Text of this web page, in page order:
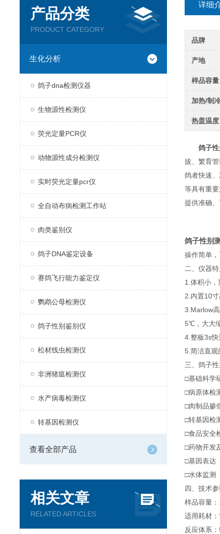
产品分类
PRODUCT CATEGORY
生化分析
鸽子dna检测仪器
生物源性检测仪
荧光定量PCR仪
动物源性成分检测仪
实时荧光定量pcr仪
全自动布病检测工作站
肉类鉴别仪
鸽子DNA鉴定设备
赛鸽飞行能力鉴定仪
鹦鹉公母检测仪
鸽子性别鉴别仪
松材线虫检测仪
非洲猪瘟检测仪
水产病毒检测仪
转基因检测仪
查看全部产品
相关文章
RELATED ARTICLES
详细
品牌
产地
样品容量
加热/制
热盖温度
鸽子
拔、繁育
鸽者快速
等具有重
提供准确
鸽子性别
操作简单
二、仪器
1.体积小
2.内置10
3.Marlow
5℃，大大
4.整板3s
5.简洁直观
三、鸽子
□基础科学
□病原体检
□肉制品掺
□转基因检
□食品安全
□药物开发
□基因表达
□水体监测
四、技术
样品容量
适用耗材
反应体系